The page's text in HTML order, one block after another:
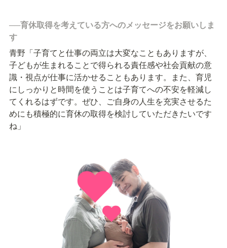
──育休取得を考えている方へのメッセージをお願いしま
す
青野「子育てと仕事の両立は大変なこともありますが、
子どもが生まれることで得られる責任感や社会貢献の意
識・視点が仕事に活かせることもあります。また、育児
にしっかりと時間を使うことは子育てへの不安を軽減し
てくれるはずです。ぜひ、ご自身の人生を充実させるた
めにも積極的に育休の取得を検討していただきたいです
ね」